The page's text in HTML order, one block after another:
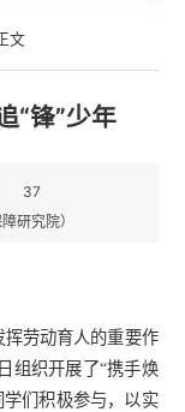
文
“锋”少年
37
研究院）
劳动育人的重要作
日组织开展了“携手焕
们积极参与，以实